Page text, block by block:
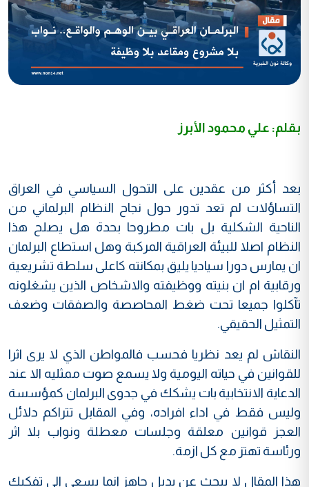
بقلم: علي محمود الأبرز
بعد أكثر من عقدين على التحول السياسي في العراق
التساؤلات لم تعد تدور حول نجاح النظام البرلماني من
الناحية الشكلية بل بات مطروحا بحدة هل يصلح هذا
النظام اصلا للبيئة العراقية المركبة وهل استطاع البرلمان
ان يمارس دورا سياديا يليق بمكانته كاعلى سلطة تشريعية
ورقابية ام ان بنيته ووظيفته والاشخاص الذين يشغلونه
تآكلوا جميعا تحت ضغط المحاصصة والصفقات وضعف
التمثيل الحقيقي.
النقاش لم يعد نظريا فحسب فالمواطن الذي لا يرى اثرا
للقوانين في حياته اليومية ولا يسمع صوت ممثليه الا عند
الدعاية الانتخابية بات يشكك في جدوى البرلمان كمؤسسة
وليس فقط في اداء افراده، وفي المقابل تتراكم دلائل
العجز قوانين معلقة وجلسات معطلة ونواب بلا اثر
ورئاسة تهتز مع كل ازمة.
هذا المقال لا يبحث عن بديل جاهز انما يسعى الى تفكيك